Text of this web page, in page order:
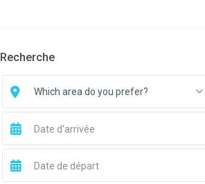
Recherche
Which area do you prefer?